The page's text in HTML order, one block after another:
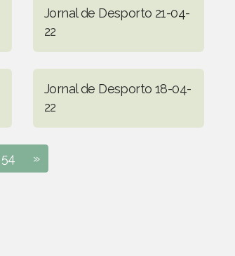
Jornal de Desporto 21-04-
22
Jornal de Desporto 18-04-
22
54 »